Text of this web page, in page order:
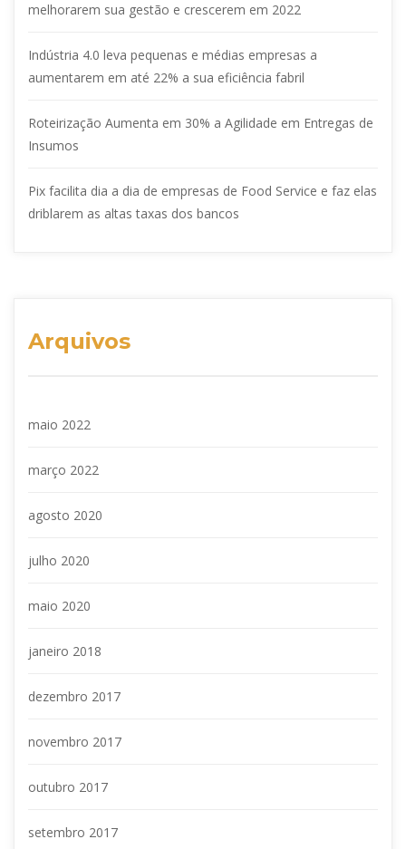
melhorarem sua gestão e crescerem em 2022
Indústria 4.0 leva pequenas e médias empresas a
aumentarem em até 22% a sua eficiência fabril
Roteirização Aumenta em 30% a Agilidade em Entregas de
Insumos
Pix facilita dia a dia de empresas de Food Service e faz elas
driblarem as altas taxas dos bancos
Arquivos
maio 2022
março 2022
agosto 2020
julho 2020
maio 2020
janeiro 2018
dezembro 2017
novembro 2017
outubro 2017
setembro 2017